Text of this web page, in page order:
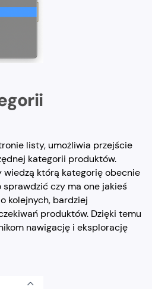
listy, umożliwia przejście
kategorii produktów.
wiedzą którą kategorię obecnie
sprawdzić czy ma one jakieś
kolejnych, bardziej
produktów. Dzięki temu
nawigację i eksplorację